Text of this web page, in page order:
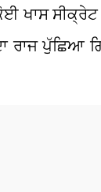
ਖਾਸ ਸੀਕ੍ਰੇਟ
ਰਾਜ ਪੁੱਛਿਆ